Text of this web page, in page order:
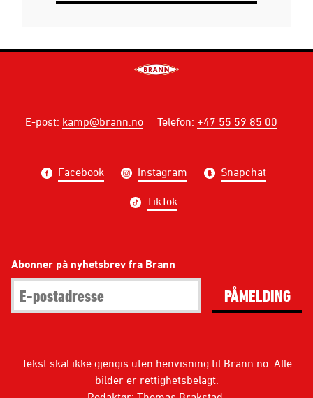
E-post: kamp@brann.no Telefon: +47 55 59 85 00
Facebook Instagram Snapchat
TikTok
Abonner på nyhetsbrev fra Brann
PÅMELDING
Tekst skal ikke gjengis uten henvisning til Brann.no. Alle
bilder er rettighetsbelagt.